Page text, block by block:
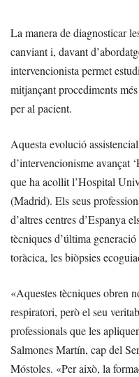
La manera de diagnosticar
canviant i, davant
intervencionista permet
mitjançant procediments
per al pacient.
Aquesta evolució
d’intervencionisme avançat
que ha acollit l’Hospital
(Madrid). Els seus
d’altres centres d’Espanya
tècniques d’última
toràcica, les biòpsies
«Aquestes tècniques obren
respiratori, però el seu
professionals que les
Salmones Martín, cap del
Móstoles. «Per això, la